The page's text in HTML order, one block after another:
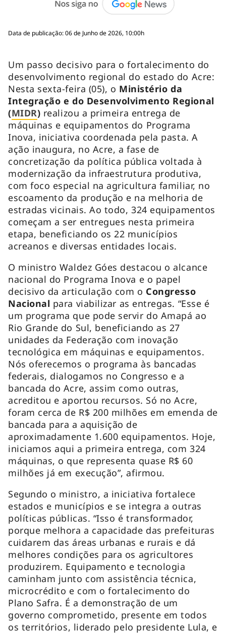
Data de publicação: 06 de Junho de 2026, 10:00h
Um passo decisivo para o fortalecimento do
desenvolvimento regional do estado do Acre:
Nesta sexta-feira (05), o Ministério da
Integração e do Desenvolvimento Regional
(MIDR) realizou a primeira entrega de
máquinas e equipamentos do Programa
Inova, iniciativa coordenada pela pasta. A
ação inaugura, no Acre, a fase de
concretização da política pública voltada à
modernização da infraestrutura produtiva,
com foco especial na agricultura familiar, no
escoamento da produção e na melhoria de
estradas vicinais. Ao todo, 324 equipamentos
começam a ser entregues nesta primeira
etapa, beneficiando os 22 municípios
acreanos e diversas entidades locais.
O ministro Waldez Góes destacou o alcance
nacional do Programa Inova e o papel
decisivo da articulação com o Congresso
Nacional para viabilizar as entregas. “Esse é
um programa que pode servir do Amapá ao
Rio Grande do Sul, beneficiando as 27
unidades da Federação com inovação
tecnológica em máquinas e equipamentos.
Nós oferecemos o programa às bancadas
federais, dialogamos no Congresso e a
bancada do Acre, assim como outras,
acreditou e aportou recursos. Só no Acre,
foram cerca de R$ 200 milhões em emenda de
bancada para a aquisição de
aproximadamente 1.600 equipamentos. Hoje,
iniciamos aqui a primeira entrega, com 324
máquinas, o que representa quase R$ 60
milhões já em execução”, afirmou.
Segundo o ministro, a iniciativa fortalece
estados e municípios e se integra a outras
políticas públicas. “Isso é transformador,
porque melhora a capacidade das prefeituras
cuidarem das áreas urbanas e rurais e dá
melhores condições para os agricultores
produzirem. Equipamento e tecnologia
caminham junto com assistência técnica,
microcrédito e com o fortalecimento do
Plano Safra. É a demonstração de um
governo comprometido, presente em todos
os territórios, liderado pelo presidente Lula, e